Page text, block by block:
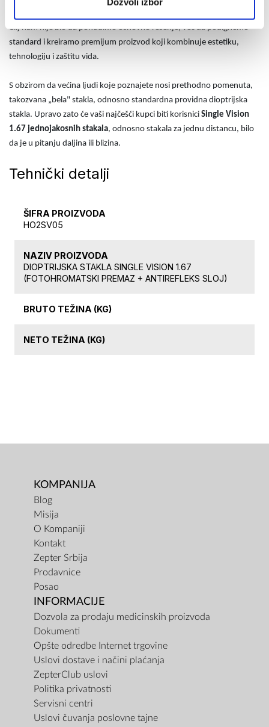
Cilj nam nije bio da ponudimo osnovno rešenje, već da podignemo
standard i kreiramo premijum proizvod koji kombinuje estetiku,
tehnologiju i zaštitu vida.
S obzirom da većina ljudi koje poznajete nosi prethodno pomenuta,
takozvana „bela" stakla, odnosno standardna providna dioptrijska
stakla. Upravo zato će vaši najčešći kupci biti korisnici Single Vision
1.67 jednojakosnih stakala, odnosno stakala za jednu distancu, bilo
da je u pitanju daljina ili blizina.
Tehnički detalji
ŠIFRA PROIZVODA
HO2SV05
NAZIV PROIZVODA
DIOPTRIJSKA STAKLA SINGLE VISION 1.67
(FOTOHROMATSKI PREMAZ + ANTIREFLEKS SLOJ)
BRUTO TEŽINA (KG)
NETO TEŽINA (KG)
KOMPANIJA
Blog
Misija
O Kompaniji
Kontakt
Zepter Srbija
Prodavnice
Posao
INFORMACIJE
Dozvola za prodaju medicinskih proizvoda
Dokumenti
Opšte odredbe Internet trgovine
Uslovi dostave i načini plaćanja
ZepterClub uslovi
Politika privatnosti
Servisni centri
Uslovi čuvanja poslovne tajne